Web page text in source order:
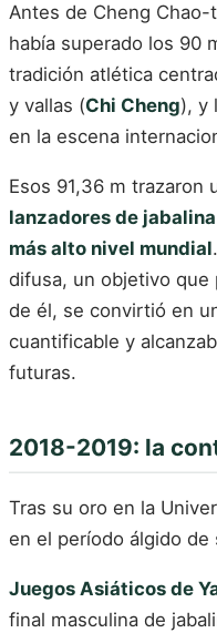
Antes de Cheng
había superado los 90
tradición atlética
y vallas (Chi Cheng), y
en la escena
Esos 91,36 m trazaron
lanzadores de
más alto nivel mundial
difusa, un objetivo que
de él, se convirtió en
cuantificable y
futuras.
2018-2019: la
Tras su oro en la
en el período álgido de
Juegos Asiáticos de
final masculina de